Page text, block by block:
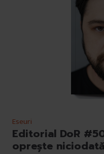
Eseuri
Editorial DoR
oprește niciodată